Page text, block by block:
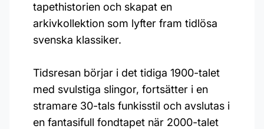
tapethistorien och skapat en
arkivkollektion som lyfter fram tidlösa
svenska klassiker.
Tidsresan börjar i det tidiga 1900-talet
med svulstiga slingor, fortsätter i en
stramare 30-tals funkisstil och avslutas i
en fantasifull fondtapet när 2000-talet